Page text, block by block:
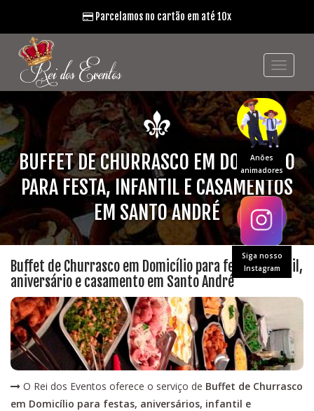
Anões
animadores
Siga nosso
Instagram
Parcelamos no cartão em até 10x
BUFFET DE CHURRASCO EM DOMICÍLIO
PARA FESTA, INFANTIL E CASAMENTOS
EM SANTO ANDRÉ
Buffet de Churrasco em Domicílio para festa, infantil,
aniversário e casamento em Santo André
O Rei dos Eventos oferece o serviço de Buffet de Churrasco
em Domicílio para festas, aniversários, infantil e